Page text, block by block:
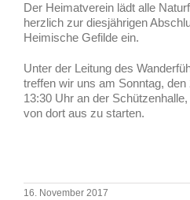
Der Heimatverein lädt alle
herzlich zur diesjährigen
Heimische Gefilde ein.
Unter der Leitung des
treffen wir uns am Sonntag,
13:30 Uhr an der
von dort aus zu starten.
16. November 2017